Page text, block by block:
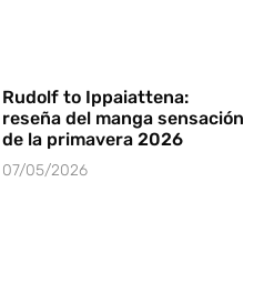
Rudolf to Ippaiattena:
reseña del manga sensación
de la primavera 2026
07/05/2026